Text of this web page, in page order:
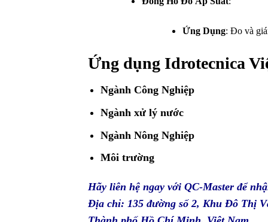
Ứng Dụng: Đo và
Ứng dụng Idrotecnica
Ngành Công Nghiệp
Ngành xử lý nước
Ngành Nông Nghiệp
Môi trường
Hãy liên hệ ngay với QC-Master để
Địa chỉ: 135 đường số 2, Khu Đô Thị